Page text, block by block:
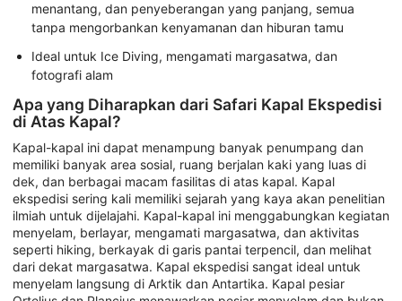
menantang, dan penyeberangan yang panjang, semua
tanpa mengorbankan kenyamanan dan hiburan tamu
Ideal untuk Ice Diving, mengamati margasatwa, dan
fotografi alam
Apa yang Diharapkan dari Safari Kapal Ekspedisi
di Atas Kapal?
Kapal-kapal ini dapat menampung banyak penumpang dan
memiliki banyak area sosial, ruang berjalan kaki yang luas di
dek, dan berbagai macam fasilitas di atas kapal. Kapal
ekspedisi sering kali memiliki sejarah yang kaya akan penelitian
ilmiah untuk dijelajahi. Kapal-kapal ini menggabungkan kegiatan
menyelam, berlayar, mengamati margasatwa, dan aktivitas
seperti hiking, berkayak di garis pantai terpencil, dan melihat
dari dekat margasatwa. Kapal ekspedisi sangat ideal untuk
menyelam langsung di Arktik dan Antartika. Kapal pesiar